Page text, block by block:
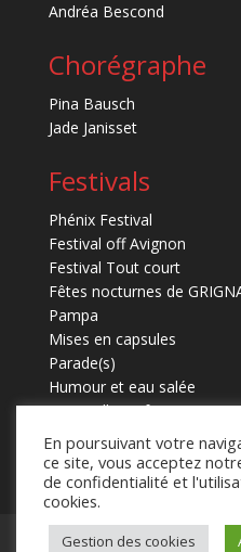
Andréa Bescond
Chorégraphe
Pina Bausch
Jade Janisset
Festivals
Phénix Festival
Festival off Avignon
Festival Tout court
Fêtes nocturnes de
Pampa
Mises en capsules
Parade(s)
Humour et eau salée
Marmaille en fugues
Mentions
En poursuivant votre
ce site, vous acceptez
de confidentialité et
cookies.
Gestion des cookies